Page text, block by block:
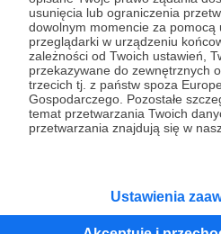
usunięcia lub ograniczenia
dowolnym momencie za pomocą
przeglądarki w urządzeniu
zależności od Twoich ustawień,
przekazywane do zewnętrznych
trzecich tj. z państw spoza
Gospodarczego. Pozostałe
temat przetwarzania Twoich
przetwarzania znajdują się w
Ustawienia
teraz!
Zostań